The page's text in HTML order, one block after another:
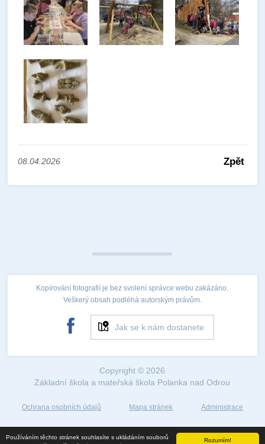
Rozumím!
Používáním těchto stránek souhlasíte s ukládáním souborů
08.04.2026 Zpět
Kopírování fotografií je bez svolení správce webu zakázáno.
Veškerý obsah podléhá autorským právům.
Jak se k nám dostanete
Copyright © 2026
Základní škola a mateřská škola Polanka nad Odrou
Ochrana osobních údajů Mapa stránek Administrace